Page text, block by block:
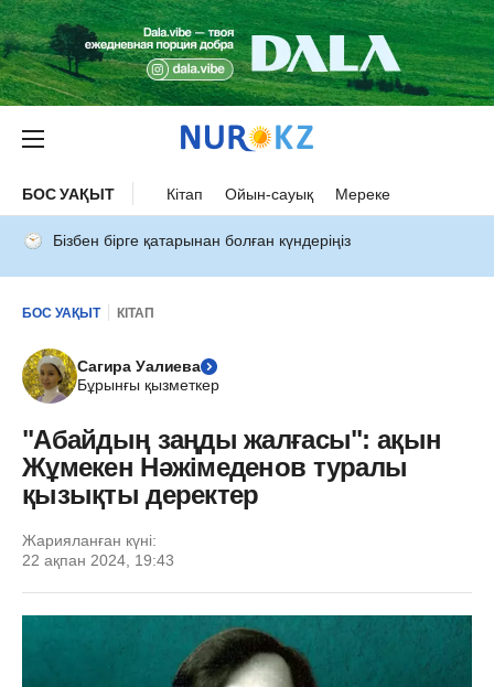
БОС УАҚЫТ Кітап Ойын-сауық Мереке
Бізбен бірге қатарынан болған күндеріңіз
БОС УАҚЫТ КІТАП
Сагира Уалиева
Бұрынғы қызметкер
"Абайдың заңды жалғасы": ақын
Жұмекен Нәжімеденов туралы
қызықты деректер
Жарияланған күні:
22 ақпан 2024, 19:43